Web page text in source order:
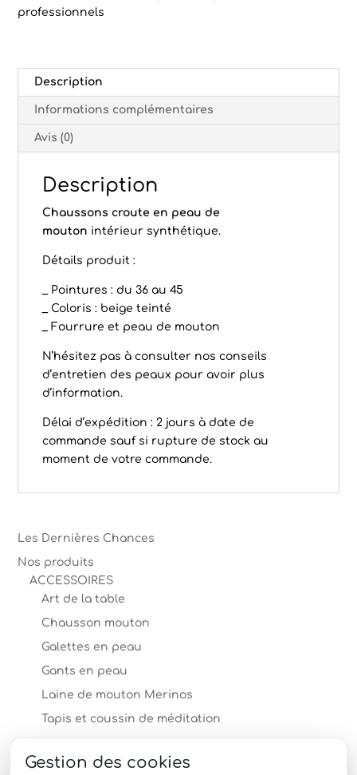
professionnels
Description
Informations complémentaires
Avis (0)
Description
Chaussons croute en peau de
mouton intérieur synthétique.
Détails produit :
_ Pointures : du 36 au 45
_ Coloris : beige teinté
_ Fourrure et peau de mouton
N’hésitez pas à consulter nos conseils
d’entretien des peaux pour avoir plus
d’information.
Délai d’expédition : 2 jours à date de
commande sauf si rupture de stock au
moment de votre commande.
Les Dernières Chances
Nos produits
ACCESSOIRES
Art de la table
Chausson mouton
Galettes en peau
Gants en peau
Laine de mouton Merinos
Tapis et coussin de méditation
MOBILIER en peau
Gestion des cookies